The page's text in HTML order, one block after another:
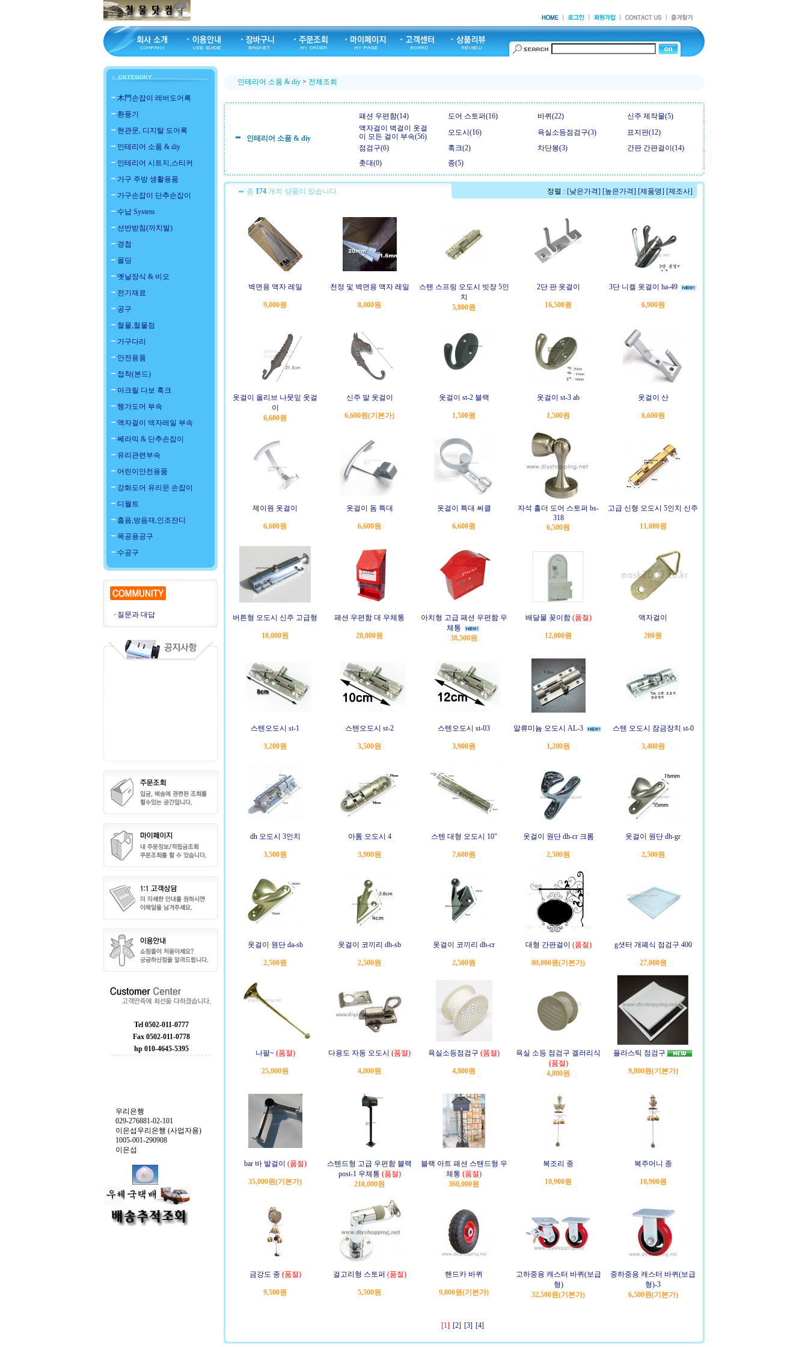
木門손잡이 레버도어록
환풍기
현관문, 디지탈 도어록
인테리어 소품 & diy
인테리어 시트지,스티커
가구 주방 생활용품
가구손잡이 단추손잡이
수납 System
선반받침(까치발)
경첩
몰딩
옛날장식 & 비오
전기재료
공구
철물,철물점
가구다리
안전용품
접착(본드)
아크릴 다보 훅크
행가도어 부속
액자걸이 액자레일 부속
쎄라믹 & 단추손잡이
유리관련부속
어린이안전용품
강화도어 유리문 손잡이
디월트
흡음,방음재,인조잔디
목공용공구
수공구
질문과 대답
Tel 0502-011-0777
Fax 0502-011-0778
hp 010-4645-5395
우리은행
029-276881-02-101
이은섭우리은행 (사업자용)
1005-001-290908
이은섭
인테리어 소품 & diy > 전체조회
인테리어 소품 & diy
패션 우편함(14) 도어 스토퍼(16) 바퀴(22)
신주 제작물(5)
액자걸이 벽걸이 옷걸
이 모든 걸이 부속(56)
오도시(16) 욕실소등점검구(3)
표지판(12)
점검구(6)
훅크(2) 차단봉(3)
간판 간판걸이(14)
촛대(0)
종(5)
총 174 개의 상품이 있습니다. 정렬 : [낮은가격] [높은가격] [제품명] [제조사]
벽면용 액자 레일
9,000원
천정 및 벽면용 액자 레일
8,000원
스텐 스프링 오도시 빗장 5인
치
5,800원
2단 판 옷걸이
16,500원
3단 니켈 옷걸이 ha-49
6,900원
옷걸이 올리브 나뭇잎 옷걸
이
6,600원
신주 말 옷걸이
6,600원(기본가)
옷걸이 st-2 블랙
1,500원
옷걸이 st-3 ab
1,500원
옷걸이 산
6,600원
제이원 옷걸이
6,600원
옷걸이 돔 특대
6,600원
옷걸이 특대 써클
6,600원
자석 홀더 도어 스토퍼 bs-
318
6,500원
고급 신형 오도시 5인치 신주
11,000원
버튼형 오도시 신주 고급형
10,000원
패션 우편함 대 우체통
28,000원
아치형 고급 패션 우편함 우
체통
38,500원
배달물 꽂이함 (품절)
12,000원
액자걸이
200원
스텐오도시 st-1
3,200원
스텐오도시 st-2
3,500원
스텐오도시 st-03
3,900원
알류미늄 오도시 AL-3
1,200원
스텐 오도시 잠금장치 st-0
3,400원
dh 오도시 3인치
3,500원
아톰 오도시 4
3,900원
스텐 대형 오도시 10"
7,600원
옷걸이 원단 dh-cr 크롬
2,500원
옷걸이 원단 dh-gr
2,500원
옷걸이 원단 da-sb
2,500원
옷걸이 코끼리 dh-sb
2,500원
옷걸이 코끼리 dh-cr
2,500원
대형 간판걸이 (품절)
80,000원(기본가)
g셧터 개폐식 점검구 400
27,000원
나팔~ (품절)
25,000원
다용도 자동 오도시 (품절)
4,000원
욕실소등점검구 (품절)
4,800원
욕실 소등 점검구 겔러리식
(품절)
4,800원
플라스틱 점검구
9,800원(기본가)
bar 바 발걸이 (품절)
35,000원(기본가)
스텐드형 고급 우편함 블랙
post-1 우체통 (품절)
210,000원
블랙 아트 패션 스탠드형 우
체통 (품절)
360,000원
복조리 종
10,900원
복주머니 종
10,900원
금강도 종 (품절)
9,500원
걸고리형 스토퍼 (품절)
5,500원
핸드카 바퀴
9,000원(기본가)
고하중용 캐스터 바퀴(보급
형)
32,500원(기본가)
중하중용 캐스터 바퀴(보급
형)-3
6,500원(기본가)
[1] [2] [3] [4]